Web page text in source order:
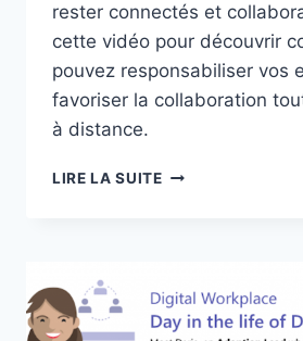
rester connectés et
cette vidéo pour découvrir
pouvez responsabiliser vos
favoriser la collaboration
à distance.
LIRE LA SUITEBIENVENUE